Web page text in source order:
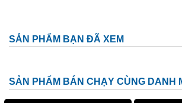
CHÚ Ý khi sử dụng phật bản mệnh
Tát:
thứ dơ bẩn.
SẢN PHẨM BẠN ĐÃ XEM
SẢN PHẨM BÁN CHẠY CÙNG DANH